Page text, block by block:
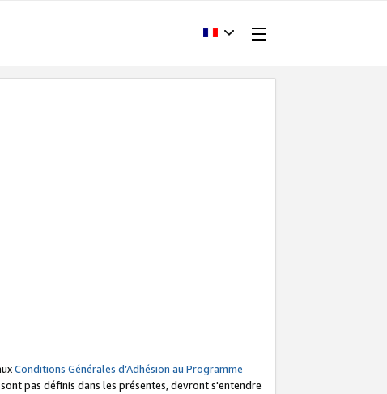
Conditions Générales d’Adhésion au Programme
pas définis dans les présentes, devront s'entendre